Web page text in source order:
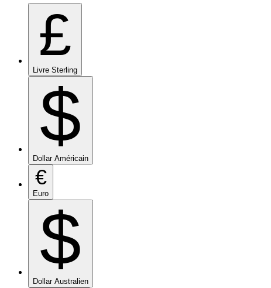
£
Livre Sterling
$
Dollar Américain
€
Euro
$
Dollar Australien